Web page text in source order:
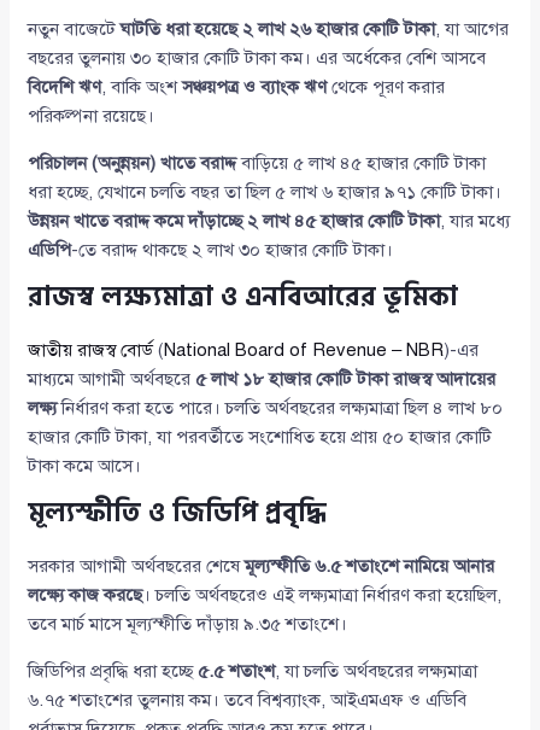
নতুন বাজেটেঘাটতি ধরা হয়েছে ২ লাখ ২৬ হাজার কোটি টাকা, যা আগের
বছরের তুলনায় ৩০ হাজার কোটি টাকা কম। এর অর্ধেকের বেশি আসবে
বিদেশি ঋণ, বাকি অংশসঞ্চয়পত্র ও ব্যাংক ঋণথেকে পূরণ করার
পরিকল্পনা রয়েছে।
পরিচালন (অনুন্নয়ন) খাতে বরাদ্দবাড়িয়ে ৫ লাখ ৪৫ হাজার কোটি টাকা
ধরা হচ্ছে, যেখানে চলতি বছর তা ছিল ৫ লাখ ৬ হাজার ৯৭১ কোটি টাকা।
উন্নয়ন খাতে বরাদ্দ কমে দাঁড়াচ্ছে ২ লাখ ৪৫ হাজার কোটি টাকা, যার মধ্যে
এডিপি-তে বরাদ্দ থাকছে ২ লাখ ৩০ হাজার কোটি টাকা।
রাজস্ব লক্ষ্যমাত্রা ও এনবিআরের ভূমিকা
জাতীয় রাজস্ব বোর্ড(National Board of Revenue – NBR)-এর
মাধ্যমে আগামী অর্থবছরে ৫ লাখ ১৮ হাজার কোটি টাকা রাজস্ব আদায়ের
লক্ষ্যনির্ধারণ করা হতে পারে। চলতি অর্থবছরের লক্ষ্যমাত্রা ছিল ৪ লাখ ৮০
হাজার কোটি টাকা, যা পরবর্তীতে সংশোধিত হয়ে প্রায় ৫০ হাজার কোটি
টাকা কমে আসে।
মূল্যস্ফীতি ও জিডিপি প্রবৃদ্ধি
সরকার আগামী অর্থবছরের শেষেমূল্যস্ফীতি ৬.৫ শতাংশে নামিয়ে আনার
লক্ষ্যে কাজ করছে। চলতি অর্থবছরেও এই লক্ষ্যমাত্রা নির্ধারণ করা হয়েছিল,
তবে মার্চ মাসে মূল্যস্ফীতি দাঁড়ায় ৯.৩৫ শতাংশে।
জিডিপির প্রবৃদ্ধি ধরা হচ্ছে ৫.৫ শতাংশ, যা চলতি অর্থবছরের লক্ষ্যমাত্রা
৬.৭৫ শতাংশের তুলনায় কম। তবে বিশ্বব্যাংক, আইএমএফ ও এডিবি